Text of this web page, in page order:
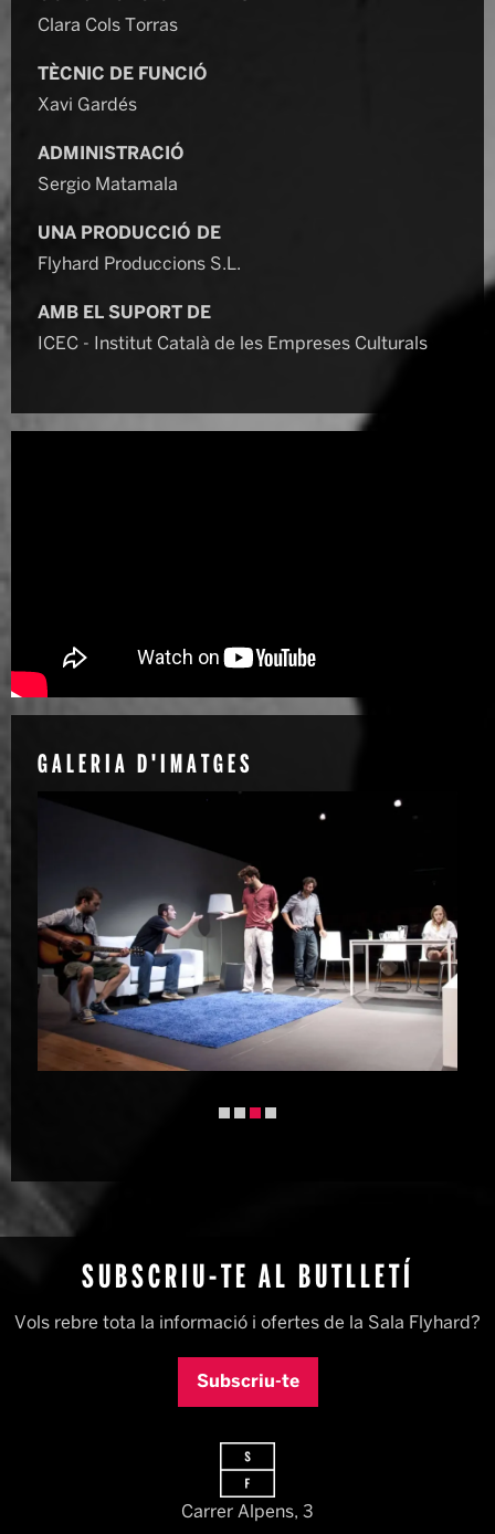
Clara Cols Torras
TÈCNIC DE FUNCIÓ
Xavi Gardés
ADMINISTRACIÓ
Sergio Matamala
UNA PRODUCCIÓ DE
Flyhard Produccions S.L.
AMB EL SUPORT DE
ICEC - Institut Català de les Empreses Culturals
GALERIA D'IMATGES
SUBSCRIU-TE AL BUTLLETÍ
Vols rebre tota la informació i ofertes de la Sala Flyhard?
Subscriu-te
Carrer Alpens, 3